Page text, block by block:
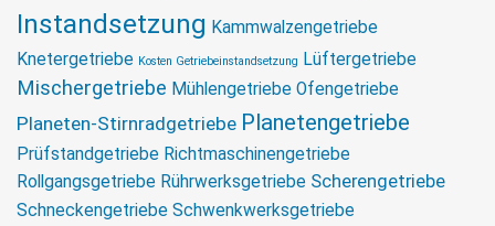
Instandsetzung Kammwalzengetriebe
Knetergetriebe Kosten Getriebeinstandsetzung Lüftergetriebe
Mischergetriebe Mühlengetriebe Ofengetriebe
Planeten-Stirnradgetriebe Planetengetriebe
Prüfstandgetriebe Richtmaschinengetriebe
Rollgangsgetriebe Rührwerksgetriebe Scherengetriebe
Schneckengetriebe Schwenkwerksgetriebe